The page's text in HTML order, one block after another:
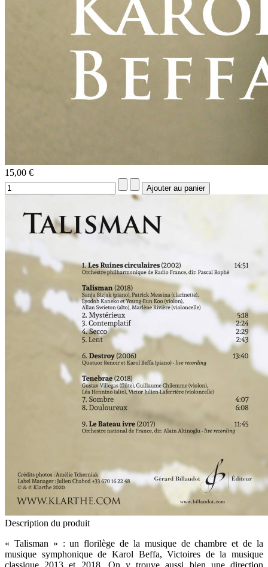
15,00 €
Description du produit
« Talisman » : un florilège de la musique de chambre et de la
musique symphonique de Karol Beffa, Victoires de la musique
classique 2013 et 2018. On y trouve aussi bien une direction